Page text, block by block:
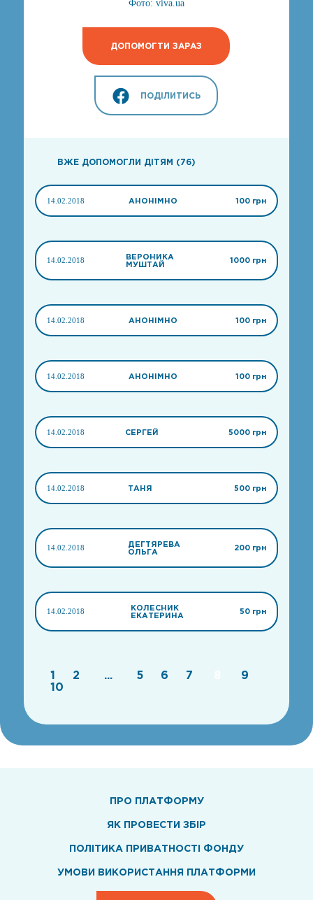
Фото: viva.ua
ДОПОМОГТИ ЗАРАЗ
ПОДІЛИТИСЬ
ВЖЕ ДОПОМОГЛИ ДІТЯМ (76)
14.02.2018 АНОНІМНО 100 грн
14.02.2018
ВЕРОНИКА
МУШТАЙ
1000 грн
14.02.2018 АНОНІМНО 100 грн
14.02.2018 АНОНІМНО 100 грн
14.02.2018 СЕРГЕЙ 5000 грн
14.02.2018 ТАНЯ 500 грн
14.02.2018
ДЕГТЯРЕВА
ОЛЬГА
200 грн
14.02.2018
КОЛЕСНИК
ЕКАТЕРИНА
50 грн
1 2 ... 5 6 7
9
10
ПРО ПЛАТФОРМУ
ЯК ПРОВЕСТИ ЗБІР
ПОЛІТИКА ПРИВАТНОСТІ ФОНДУ
УМОВИ ВИКОРИСТАННЯ ПЛАТФОРМИ